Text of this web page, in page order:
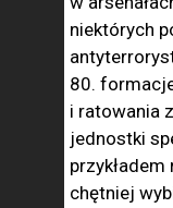
niektórych
80.
i ratowania
jednostki
przykładem
chętniej